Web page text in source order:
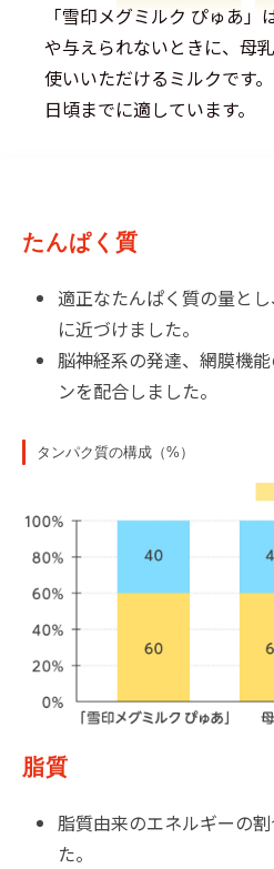
「雪印メグミルク ぴゅあ
や与えられないときに、母
使いいただけるミルクです
日頃までに適しています。
たんぱく質
適正なたんぱく質の量と
に近づけました。
脳神経系の発達、網膜機
ンを配合しました。
タンパク質の構成（%）
脂質
脂質由来のエネルギーの
た。